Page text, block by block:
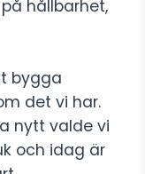
hållbarhet,
bygga
det vi har.
nytt valde vi
och idag är